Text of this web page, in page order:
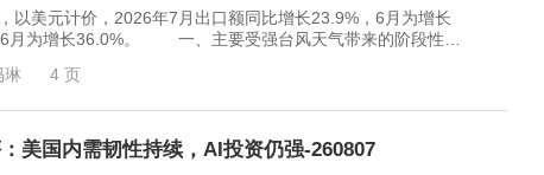
美元计价，2026年7月出口额同比增长23.9%，6月为增长
6月为增长36.0%。 一、主要受强台风天气带来的阶段性…
琳 4 页
美国内需韧性持续，AI投资仍强-260807